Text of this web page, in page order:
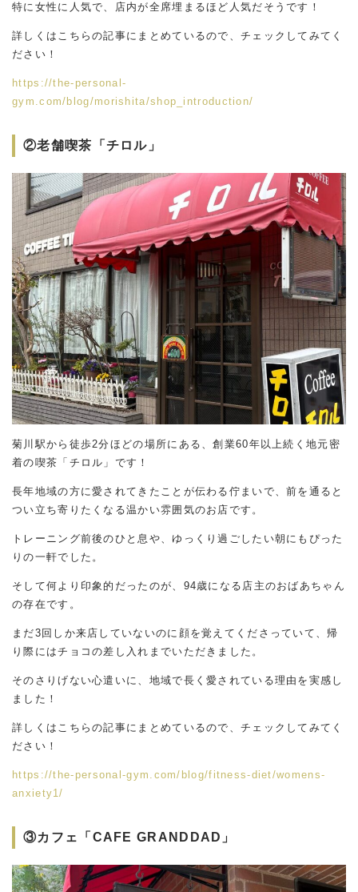
特に女性に人気で、店内が全席埋まるほど人気だそうです！
詳しくはこちらの記事にまとめているので、チェックしてみてく
ださい！
https://the-personal-
gym.com/blog/morishita/shop_introduction/
②老舗喫茶「チロル」
菊川駅から徒歩2分ほどの場所にある、創業60年以上続く地元密
着の喫茶「チロル」です！
長年地域の方に愛されてきたことが伝わる佇まいで、前を通ると
つい立ち寄りたくなる温かい雰囲気のお店です。
トレーニング前後のひと息や、ゆっくり過ごしたい朝にもぴった
りの一軒でした。
そして何より印象的だったのが、94歳になる店主のおばあちゃん
の存在です。
まだ3回しか来店していないのに顔を覚えてくださっていて、帰
り際にはチョコの差し入れまでいただきました。
そのさりげない心遣いに、地域で長く愛されている理由を実感し
ました！
詳しくはこちらの記事にまとめているので、チェックしてみてく
ださい！
https://the-personal-gym.com/blog/fitness-diet/womens-
anxiety1/
③カフェ「CAFE GRANDDAD」